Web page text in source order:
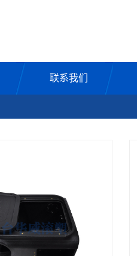
联系我们